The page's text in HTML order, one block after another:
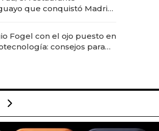
que conquistó Madrid:
y prepara apertura
Fogel con el ojo puesto en
consejos para